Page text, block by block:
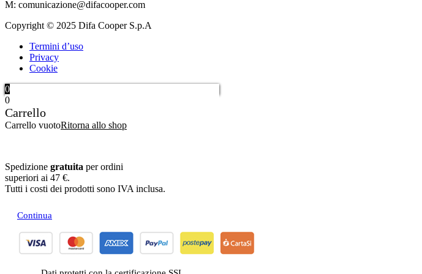
M: comunicazione@difacooper.com
Copyright © 2025 Difa Cooper S.p.A
Termini d’uso
Privacy
Cookie
0
0
Carrello
Carrello vuotoRitorna allo shop
Spedizione gratuita per ordini
superiori ai 47 €.
Tutti i costi dei prodotti sono IVA inclusa.
Continua